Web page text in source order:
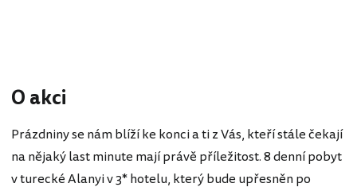
O akci
Prázdniny se nám blíží ke konci a ti z Vás, kteří stále čekají
na nějaký last minute mají právě příležitost. 8 denní pobyt
v turecké Alanyi v 3* hotelu, který bude upřesněn po